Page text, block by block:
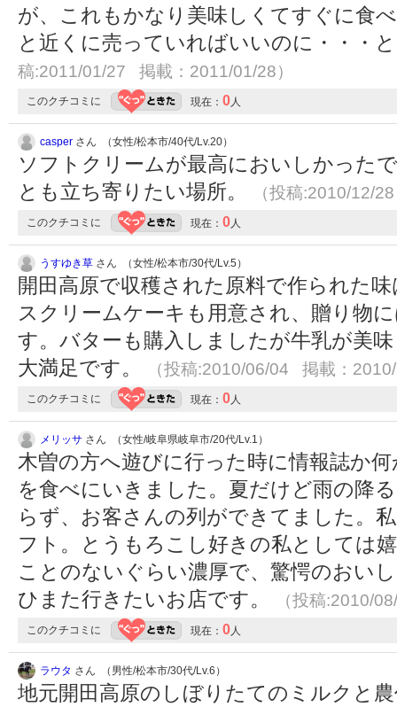
が、これもかなり美味しくてすぐに食
と近くに売っていればいいのに・・・
稿:2011/01/27 掲載：2011/01/28）
このクチコミに 現在： 0人
casper さん （女性/松本市/40代/Lv.20）
ソフトクリームが最高においしかった
とも立ち寄りたい場所。
（投稿:2010/12/
このクチコミに 現在： 0人
うすゆき草 さん （女性/松本市/30代/Lv.5）
開田高原で収穫された原料で作られた
スクリームケーキも用意され、贈り物
す。バターも購入しましたが牛乳が美
大満足です。
（投稿:2010/06/04 掲載：
このクチコミに 現在： 0人
メリッサ さん （女性/岐阜県岐阜市/20代/Lv.1）
木曽の方へ遊びに行った時に情報誌か
を食べにいきました。夏だけど雨の降
らず、お客さんの列ができてました。
フト。とうもろこし好きの私としては
ことのないぐらい濃厚で、驚愕のおい
ひまた行きたいお店です。
（投稿:2010/
このクチコミに 現在： 0人
ラウタ さん （男性/松本市/30代/Lv.6）
地元開田高原のしぼりたてのミルクと